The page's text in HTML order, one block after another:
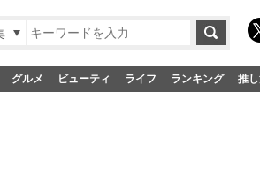
グルメ ビューティ ライフ ランキング 推